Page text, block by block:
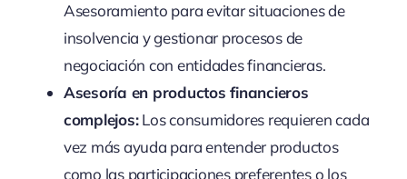
Asesoramiento para evitar situaciones de
insolvencia y gestionar procesos de
negociación con entidades financieras.
Asesoría en productos financieros
complejos:Los consumidores requieren cada
vez más ayuda para entender productos
como las participaciones preferentes o los